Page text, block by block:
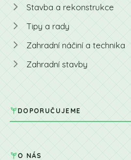
Stavba a rekonstrukce
Tipy a rady
Zahradní náčiní a technika
Zahradní stavby
DOPORUČUJEME
O NÁS